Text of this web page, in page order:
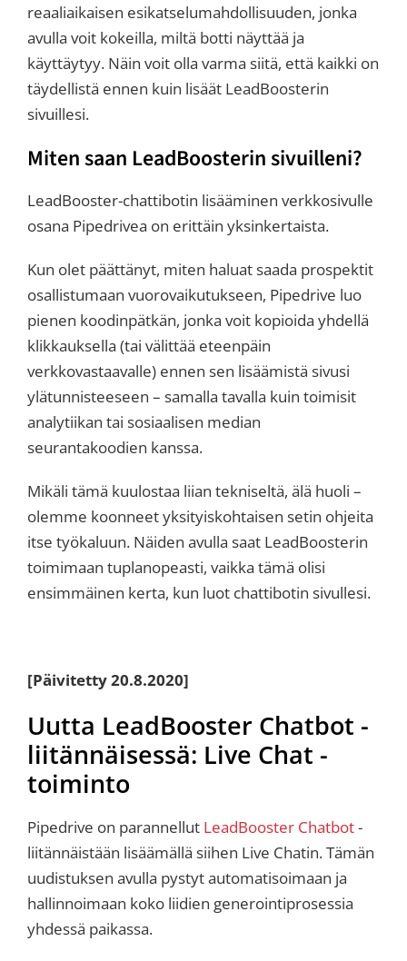
reaaliaikaisen esikatselumahdollisuuden, jonka
avulla voit kokeilla, miltä botti näyttää ja
käyttäytyy. Näin voit olla varma siitä, että kaikki on
täydellistä ennen kuin lisäät LeadBoosterin
sivuillesi.
Miten saan LeadBoosterin sivuilleni?
LeadBooster-chattibotin lisääminen verkkosivulle
osana Pipedrivea on erittäin yksinkertaista.
Kun olet päättänyt, miten haluat saada prospektit
osallistumaan vuorovaikutukseen, Pipedrive luo
pienen koodinpätkän, jonka voit kopioida yhdellä
klikkauksella (tai välittää eteenpäin
verkkovastaavalle) ennen sen lisäämistä sivusi
ylätunnisteeseen – samalla tavalla kuin toimisit
analytiikan tai sosiaalisen median
seurantakoodien kanssa.
Mikäli tämä kuulostaa liian tekniseltä, älä huoli –
olemme koonneet yksityiskohtaisen setin ohjeita
itse työkaluun. Näiden avulla saat LeadBoosterin
toimimaan tuplanopeasti, vaikka tämä olisi
ensimmäinen kerta, kun luot chattibotin sivullesi.
[Päivitetty 20.8.2020]
Uutta LeadBooster Chatbot -
liitännäisessä: Live Chat -
toiminto
Pipedrive on parannellut LeadBooster Chatbot-
liitännäistään lisäämällä siihen Live Chatin. Tämän
uudistuksen avulla pystyt automatisoimaan ja
hallinnoimaan koko liidien generointiprosessia
yhdessä paikassa.